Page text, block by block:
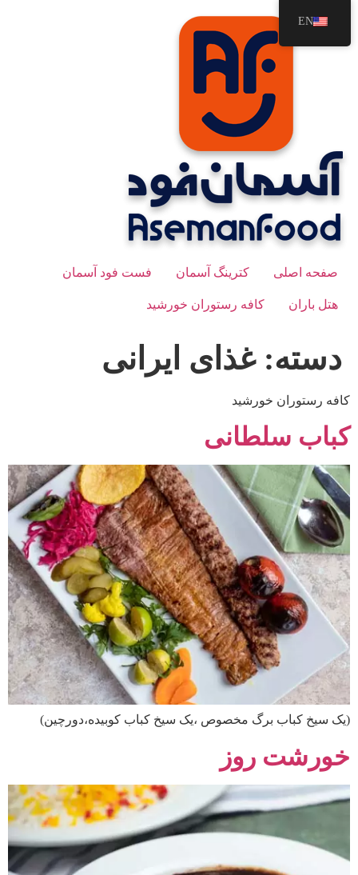
محتوا
صفحه اصلی کترینگ آسمان فست فود آسمان
هتل باران کافه رستوران خورشید
دسته:غذای ایرانی
کافه رستوران خورشید
کباب سلطانی
(یک سیخ کباب برگ مخصوص ،یک سیخ کباب کوبیده،دورچین)
خورشت روز
EN